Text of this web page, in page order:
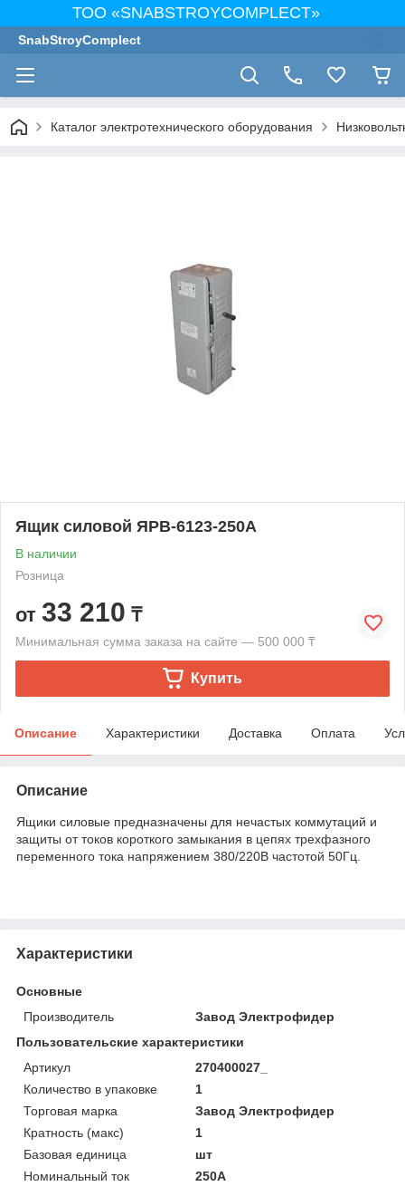
ТОО «SNABSTROYCOMPLECT»
SnabStroyComplect
Каталог электротехнического оборудования
Ящик силовой ЯРВ-6123-250А
В наличии
Розница
от 33 210 ₸
Минимальная сумма заказа на сайте — 500 000 ₸
Купить
Описание Характеристики Доставка Оплата
Описание
Ящики силовые предназначены для нечастых коммутаций и
защиты от токов короткого замыкания в цепях трехфазного
переменного тока напряжением 380/220В частотой 50Гц.
Характеристики
Основные
Производитель
Завод Электрофидер
Пользовательские характеристики
Артикул
270400027_
Количество в упаковке
1
Торговая марка
Завод Электрофидер
Кратность (макс)
1
Базовая единица
шт
Номинальный ток
250А